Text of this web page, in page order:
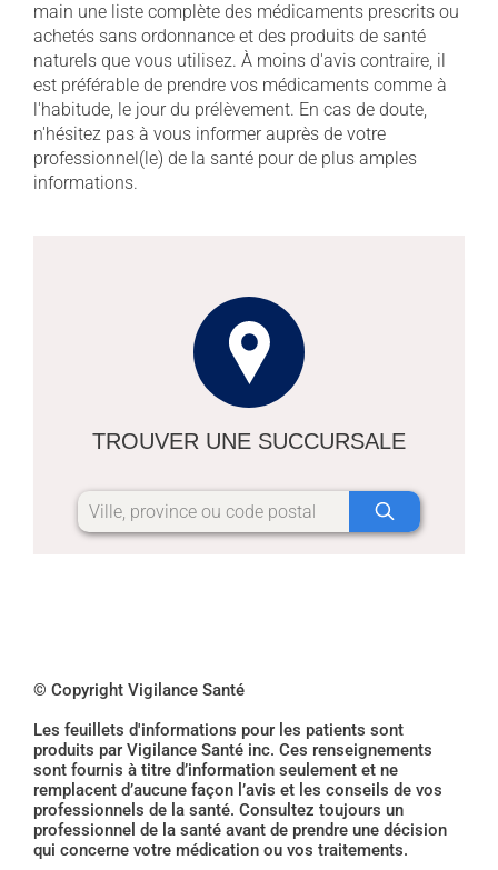
main une liste complète des médicaments prescrits ou
achetés sans ordonnance et des produits de santé
naturels que vous utilisez. À moins d'avis contraire, il
est préférable de prendre vos médicaments comme à
l'habitude, le jour du prélèvement. En cas de doute,
n'hésitez pas à vous informer auprès de votre
professionnel(le) de la santé pour de plus amples
informations.
TROUVER UNE SUCCURSALE
© Copyright Vigilance Santé
Les feuillets d'informations pour les patients sont
produits par Vigilance Santé inc. Ces renseignements
sont fournis à titre d’information seulement et ne
remplacent d’aucune façon l’avis et les conseils de vos
professionnels de la santé. Consultez toujours un
professionnel de la santé avant de prendre une décision
qui concerne votre médication ou vos traitements.